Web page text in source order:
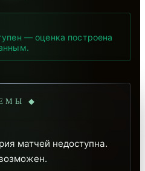
— оценка построена
◆
матчей недоступна.